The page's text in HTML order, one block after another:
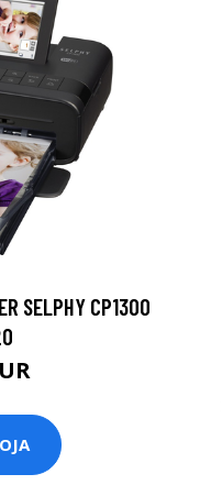
SELPHY CP1300